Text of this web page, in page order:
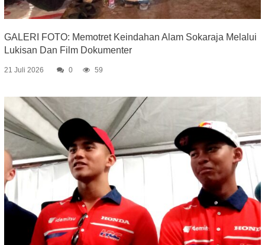
GALERI FOTO: Memotret Keindahan Alam Sokaraja Melalui
Lukisan Dan Film Dokumenter
21 Juli 2026 0 59